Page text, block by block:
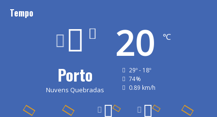
Tempo
Porto
Nuvens Quebradas
20 ℃
29º - 18º
74%
0.89 km/h